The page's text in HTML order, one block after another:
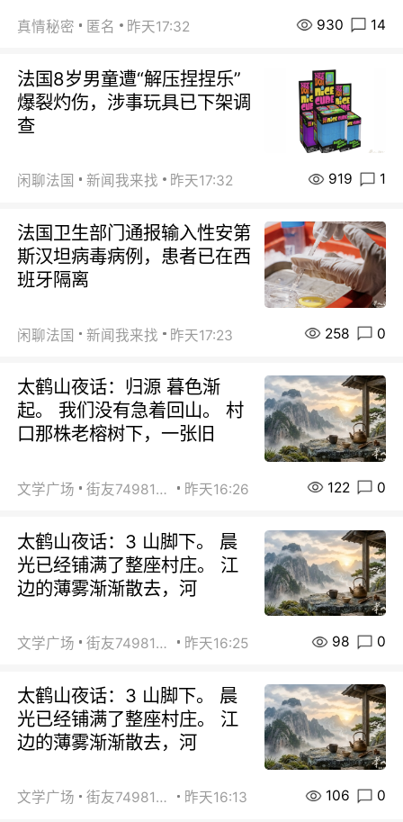
真情秘密 匿名 昨天17:32 930 14
法国8岁男童遭“解压捏捏乐”
爆裂灼伤，涉事玩具已下架调
查
闲聊法国 新闻我来找 昨天17:32 919 1
法国卫生部门通报输入性安第
斯汉坦病毒病例，患者已在西
班牙隔离
闲聊法国 新闻我来找 昨天17:23 258 0
太鹤山夜话：归源 暮色渐
起。 我们没有急着回山。 村
口那株老榕树下，一张旧
文学广场 街友74981146 昨天16:26 122 0
太鹤山夜话：3 山脚下。 晨
光已经铺满了整座村庄。 江
边的薄雾渐渐散去，河
文学广场 街友74981146 昨天16:25 98 0
太鹤山夜话：3 山脚下。 晨
光已经铺满了整座村庄。 江
边的薄雾渐渐散去，河
文学广场 街友74981146 昨天16:13 106 0